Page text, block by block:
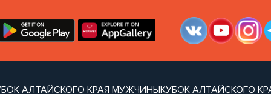
АЛТАЙСКОГО КРАЯ МУЖЧИНЫКУБОК АЛТАЙСКОГО